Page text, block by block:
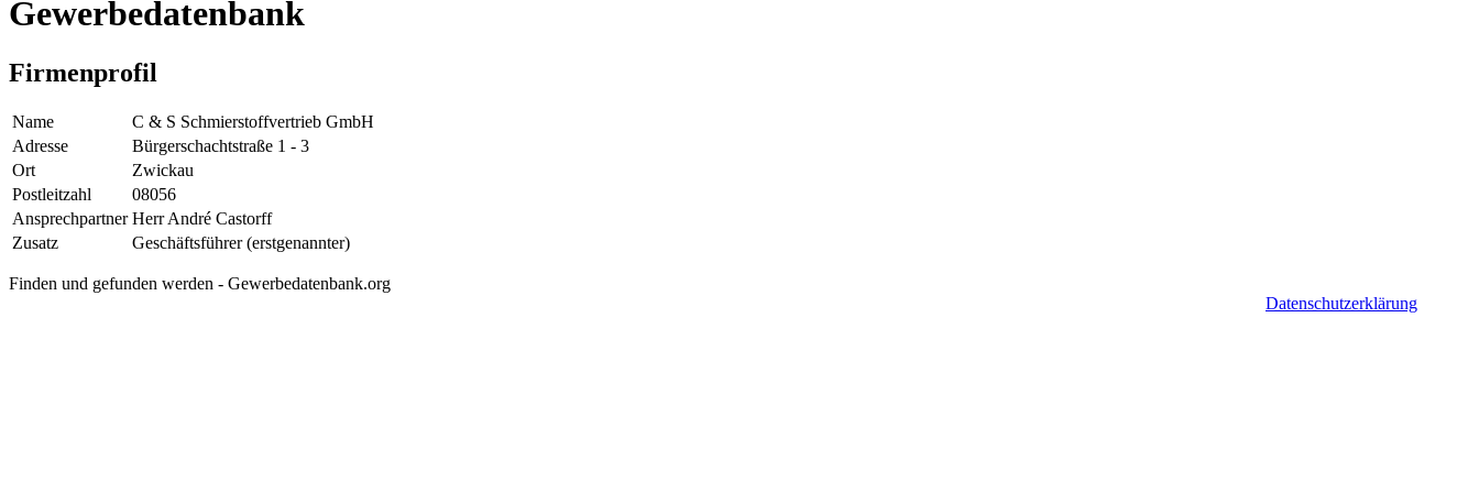
Gewerbedatenbank
Firmenprofil
Name
C & S Schmierstoffvertrieb GmbH
Adresse
Bürgerschachtstraße 1 - 3
Ort
Zwickau
Postleitzahl
08056
Ansprechpartner Herr André Castorff
Zusatz
Geschäftsführer (erstgenannter)
Finden und gefunden werden - Gewerbedatenbank.org
Datenschutzerklärung